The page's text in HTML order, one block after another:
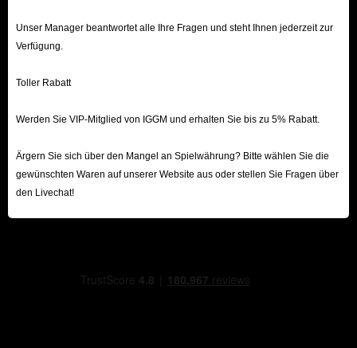
Quests vorbereiten.
magischen Tal, das von verschiedenen Disney- und Pixar-
Figuren bewohnt wird, die von den sich ausbreitenden
Nachtdornen verflucht wurden und ihre Erinnerungen an
ihr Leben im Tal verloren haben.
zurückzubringen und Dream Castle aus den finsteren
Unser Manager beantwortet alle Ihre Fragen und steht Ihnen jederzeit zur
Verfügung.
Toller Rabatt
Werden Sie VIP-Mitglied von IGGM und erhalten Sie bis zu 5% Rabatt.
Ärgern Sie sich über den Mangel an Spielwährung? Bitte wählen Sie die
gewünschten Waren auf unserer Website aus oder stellen Sie Fragen über
den Livechat!